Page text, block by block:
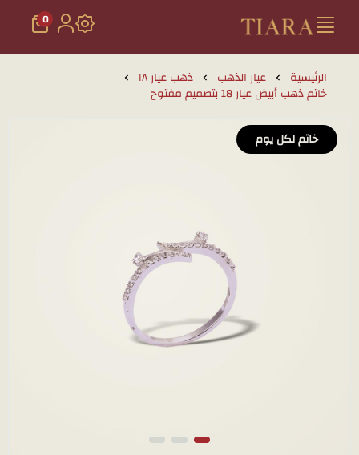
تيارا للذهب والمجوهرات
0
الرئيسية عيار الذهب ذهب عيار ١٨
خاتم ذهب أبيض عيار 18 بتصميم مفتوح
خاتم لكل يوم